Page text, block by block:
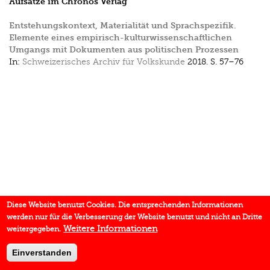
Entstehungskontext, Materialität und Sprachspezifik.
Elemente eines empirisch-kulturwissenschaftlichen
Umgangs mit Dokumenten aus politischen Prozessen
In: Schweizerisches Archiv für Volkskunde 2018. S. 57–76
Diese Website benutzt Cookies. Die entsprechenden Informationen
werden nur für die Verbesserung der Website benutzt und nicht an Dritte
weitergegeben. Weitere Informationen
Einverstanden